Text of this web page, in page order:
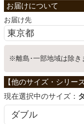
こたつ
お届け先
※離島･一部地域は除き
サイズ：